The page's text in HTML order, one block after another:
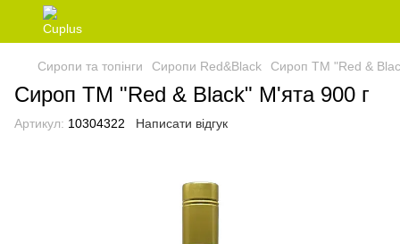
Сиропи та топінги Сиропи Red&Black Сироп ТМ "Red &
Сироп ТМ "Red & Black" М'ята 900 г
Артикул: 10304322 Написати відгук